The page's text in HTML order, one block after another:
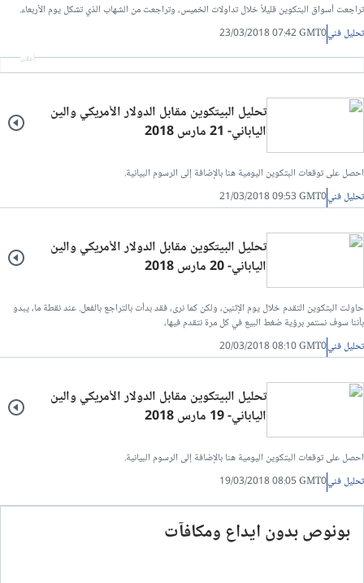
تراجعت أسواق البتكوين قليلاً خلال تداولات الخميس، وتراجعت من الشهاب الذي تشكل يوم الأربعاء.
تحليل فني23/03/2018 07:42 GMT0
أعلان
تحليل البيتكوين مقابل الدولار الأمريكي والين
الياباني- 21 مارس 2018
احصل على توقعات البتكوين اليومية هنا بالإضافة إلى الرسوم البيانية.
تحليل فني21/03/2018 09:53 GMT0
تحليل البيتكوين مقابل الدولار الأمريكي والين
الياباني- 20 مارس 2018
حاولت البتكوين التقدم خلال يوم الإثنين، ولكن كما نرى، فقد بدأت بالتراجع بالفعل. عند نقطة ما، يبدو
بأننا سوف نستمر برؤية ضغط البيع في كل مرة نتقدم فيها،
تحليل فني20/03/2018 08:10 GMT0
تحليل البيتكوين مقابل الدولار الأمريكي والين
الياباني- 19 مارس 2018
احصل على توقعات البتكوين اليومية هنا بالإضافة إلى الرسوم البيانية.
تحليل فني19/03/2018 08:05 GMT0
بونوص بدون ايداع ومكافآت